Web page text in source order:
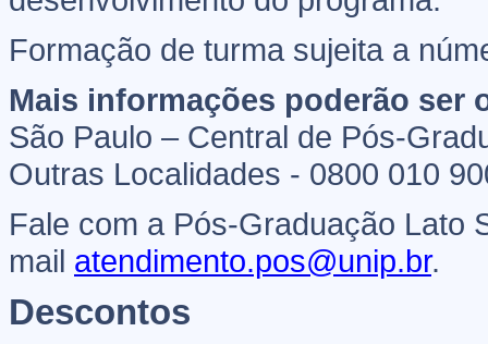
Formação de turma sujeita a
Mais informações poderão ser
São Paulo – Central de Pós-
Outras Localidades - 0800 010
Fale com a Pós-Graduação Lato
mail atendimento.pos@unip.br.
Descontos